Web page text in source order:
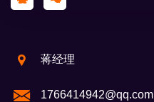
蒋经理
1766414942@qq.com